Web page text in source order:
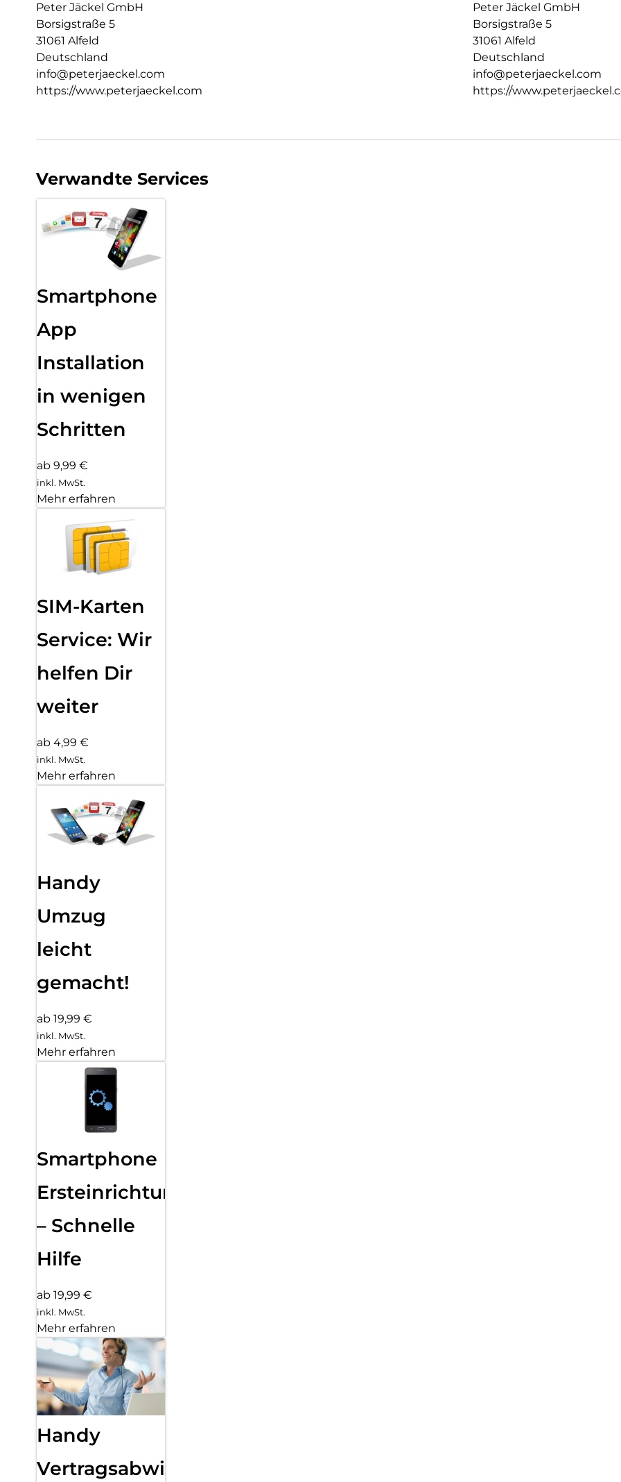
Peter Jäckel GmbH
Borsigstraße 5
31061 Alfeld
Deutschland
info@peterjaeckel.com
https://www.peterjaeckel.com
Peter Jäckel GmbH
Borsigstraße 5
31061 Alfeld
Deutschland
info@peterjaeckel.com
https://
Verwandte Services
Smartphone
App
Installation
in wenigen
Schritten
ab 9,99 €
inkl. MwSt.
Mehr erfahren
SIM-Karten
Service: Wir
helfen Dir
weiter
ab 4,99 €
inkl. MwSt.
Mehr erfahren
Handy
Umzug
leicht
gemacht!
ab 19,99 €
inkl. MwSt.
Mehr erfahren
Smartphone
Ersteinrichtung
– Schnelle
Hilfe
ab 19,99 €
inkl. MwSt.
Mehr erfahren
Handy
Vertragsabwicklung